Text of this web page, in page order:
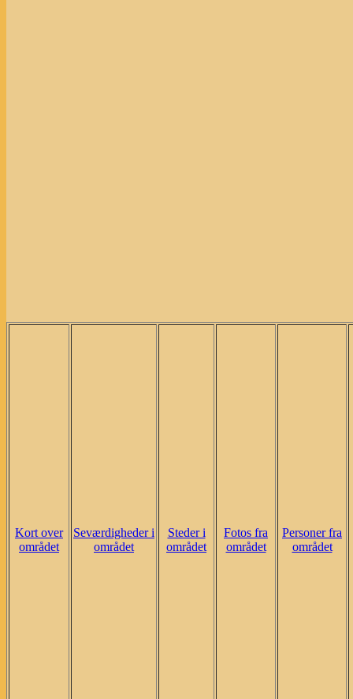
Kort over
området
Seværdigheder i
området
Steder i
området
Fotos fra
området
Personer fra
området